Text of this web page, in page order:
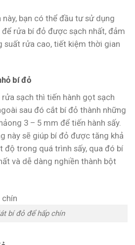
bạn có thể đầu tư sử dụng
rửa bí đỏ được sạch nhất, đảm
suất rửa cao, tiết kiệm thời gian
bí đỏ
sạch thì tiến hành gọt sạch
sau đó cắt bí đỏ thành những
3 – 5 mm để tiến hành sấy.
này sẽ giúp bí đỏ được tăng khả
độ trong quá trình sấy, qua đó bí
và dễ dàng nghiền thành bột
bí đỏ để hấp chín